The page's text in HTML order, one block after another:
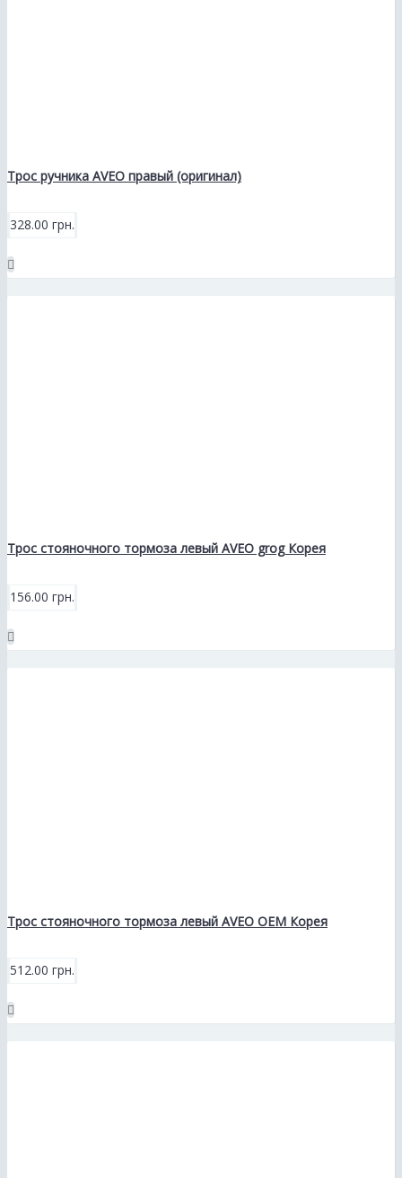
Трос ручника AVEO правый (оригинал)
328.00 грн.
Трос стояночного тормоза левый AVEO grog Корея
156.00 грн.
Трос стояночного тормоза левый AVEO ОЕМ Корея
512.00 грн.